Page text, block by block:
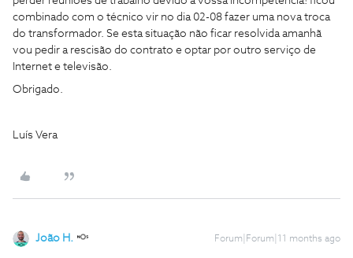
combinado com o técnico vir no dia 02-08 fazer uma nova troca
do transformador. Se esta situação não ficar resolvida amanhã
vou pedir a rescisão do contrato e optar por outro serviço de
Internet e televisão.
Obrigado.
Luís Vera
João H. Forum|Forum|11 months ago